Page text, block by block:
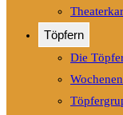
Töpfern
Die